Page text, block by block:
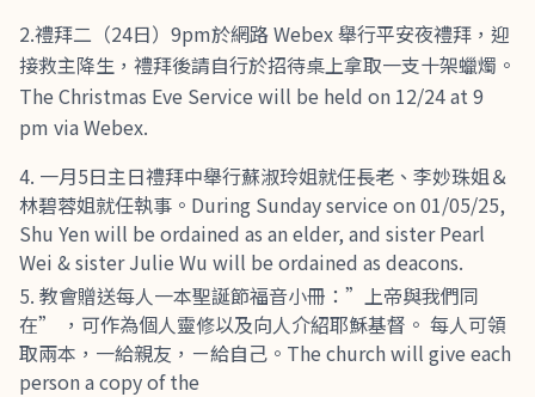
2.禮拜二（24日）9pm於網路 Webex 舉行平安夜禮拜，迎
接救主降生，禮拜後請自行於招待桌上拿取一支十架蠟燭。
The Christmas Eve Service will be held on 12/24 at 9
pm via Webex.
一月5日主日禮拜中舉行蘇淑玲姐就任長老、李妙珠姐＆
林碧蓉姐就任執事。During Sunday service on 01/05/25,
Shu Yen will be ordained as an elder, and sister Pearl
Wei & sister Julie Wu will be ordained as deacons.
教會贈送每人一本聖誕節福音小冊：”上帝與我們同
在” ，可作為個人靈修以及向人介紹耶穌基督。 每人可領
取兩本，一給親友，ㄧ給自己。The church will give each
person a copy of the